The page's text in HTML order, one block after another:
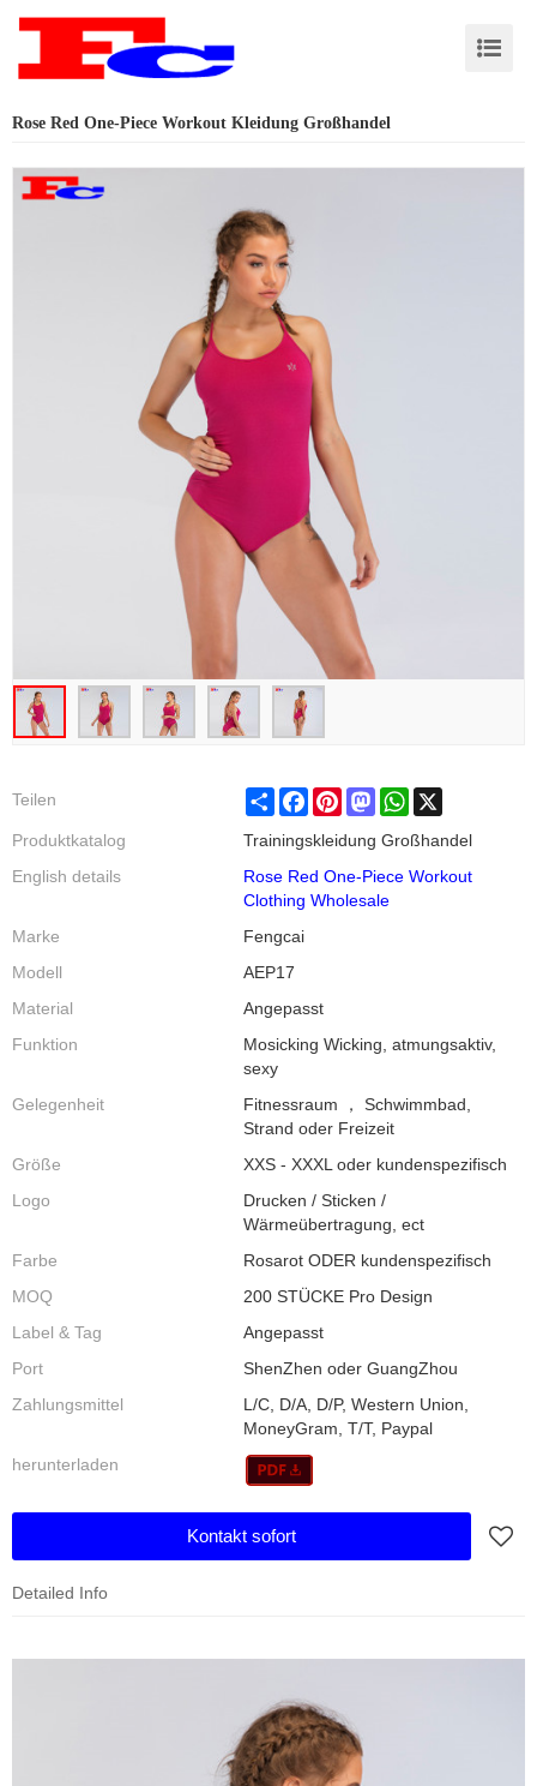
Rose Red One-Piece Workout Kleidung Großhandel
Teilen ShareFacebookPinterestMastodonWhatsApp
Produktkatalog
Trainingskleidung Großhandel
English details
Rose Red One-Piece Workout
Clothing Wholesale
Marke
Fengcai
Modell
AEP17
Material
Angepasst
Funktion
Mosicking Wicking, atmungsaktiv,
sexy
Gelegenheit
Fitnessraum ， Schwimmbad,
Strand oder Freizeit
Größe
XXS - XXXL oder kundenspezifisch
Logo
Drucken / Sticken /
Wärmeübertragung, ect
Farbe
Rosarot ODER kundenspezifisch
MOQ
200 STÜCKE Pro Design
Label & Tag
Angepasst
Port
ShenZhen oder GuangZhou
Zahlungsmittel
L/C, D/A, D/P, Western Union,
MoneyGram, T/T, Paypal
herunterladen
Kontakt sofort
Detailed Info